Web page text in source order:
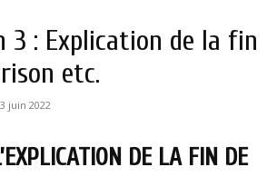
3 : Explication de la fin
etc.
juin 2022
DE LA FIN DE